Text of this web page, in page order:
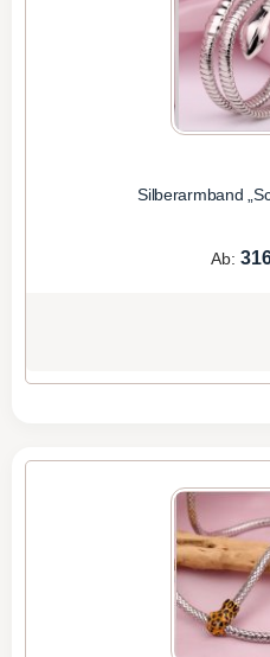
Silberarmband
Ab: